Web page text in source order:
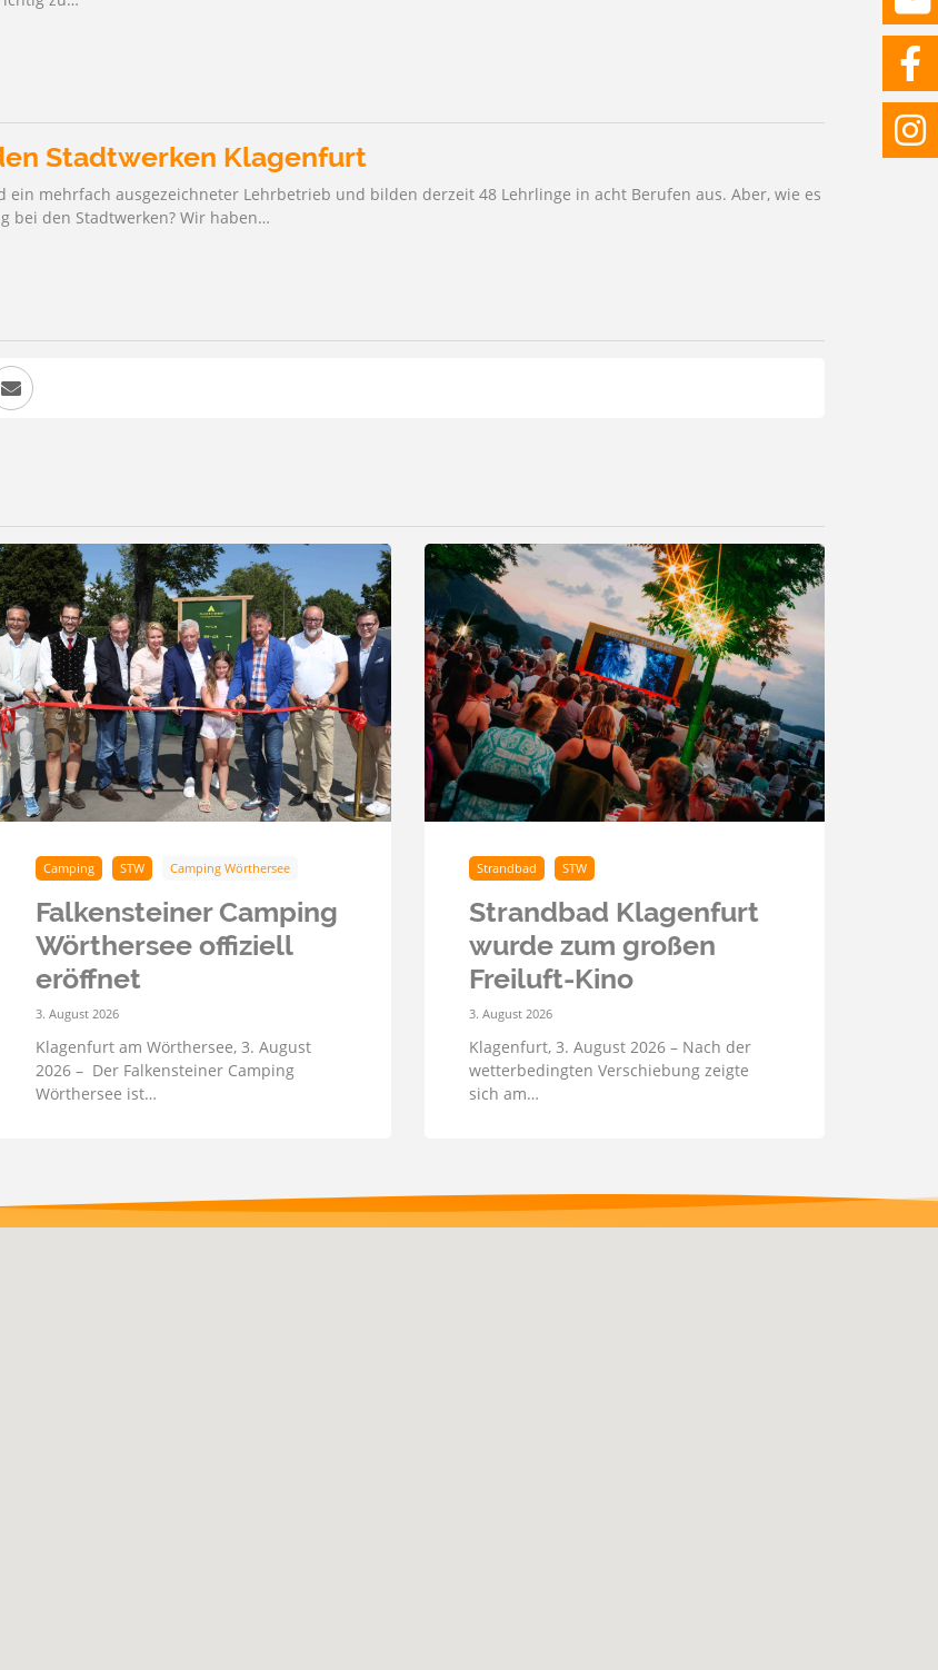
Stadtwerken Klagenfurt
ein mehrfach ausgezeichneter Lehrbetrieb und bilden derzeit 48 Lehrlinge in acht Berufen aus. Aber, wie es
bei den Stadtwerken? Wir haben…
Camping STW Camping Wörthersee
Falkensteiner Camping
Wörthersee offiziell
eröffnet
3. August 2026
Klagenfurt am Wörthersee, 3. August
2026 – Der Falkensteiner Camping
Wörthersee ist…
Strandbad STW
Strandbad Klagenfurt
wurde zum großen
Freiluft-Kino
3. August 2026
Klagenfurt, 3. August 2026 – Nach der
wetterbedingten Verschiebung zeigte
sich am…